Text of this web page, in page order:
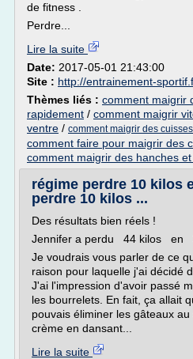
de fitness .
Perdre...
Lire la suite
Date: 2017-05-01 21:43:00
Site : http://entrainement-
Thèmes liés : comment maigrir
rapidement / comment maigrir
ventre / comment maigrir des
comment faire pour maigrir des
comment maigrir des hanches
régime perdre 10 kilos
perdre 10 kilos ...
Des résultats bien réels !
Jennifer a perdu 44 kilos en
Je voudrais vous parler de ce
raison pour laquelle j'ai décidé
J'ai l'impression d'avoir passé
les bourrelets. En fait, ça allait
pouvais éliminer les gâteaux
crème en dansant...
Lire la suite